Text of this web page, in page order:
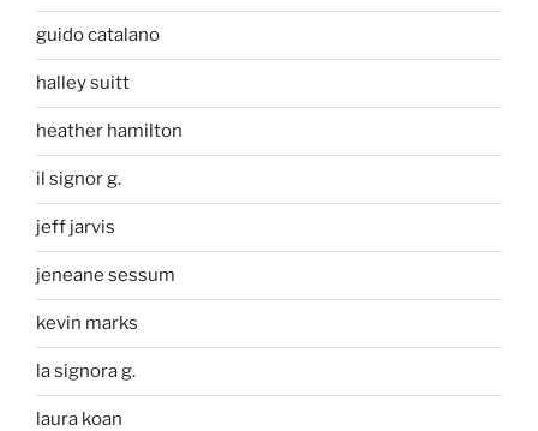
guido catalano
halley suitt
heather hamilton
il signor g.
jeff jarvis
jeneane sessum
kevin marks
la signora g.
laura koan